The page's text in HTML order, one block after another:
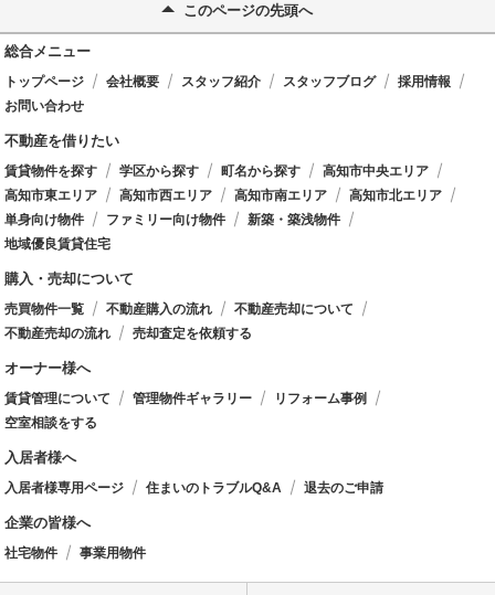
このページの先頭へ
総合メニュー
トップページ 会社概要 スタッフ紹介 スタッフブログ
採用情報
お問い合わせ
不動産を借りたい
賃貸物件を探す 学区から探す 町名から探す
高知市中央エリア
高知市東エリア
高知市西エリア 高知市南エリア
高知市北エリア
単身向け物件
ファミリー向け物件
新築・築浅物件
地域優良賃貸住宅
購入・売却について
売買物件一覧 不動産購入の流れ
不動産売却について
不動産売却の流れ
売却査定を依頼する
オーナー様へ
賃貸管理について 管理物件ギャラリー
リフォーム事例
空室相談をする
入居者様へ
入居者様専用ページ 住まいのトラブルQ&A 退去のご申請
企業の皆様へ
社宅物件 事業用物件